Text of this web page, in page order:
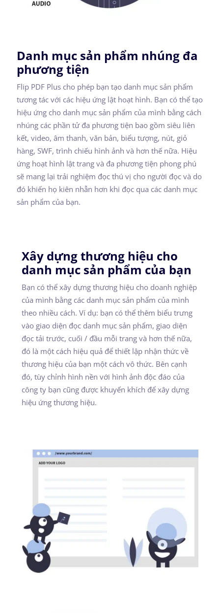
Danh mục sản phẩm nhúng đa
phương tiện
Flip PDF Plus cho phép bạn tạo danh mục sản phẩm
tương tác với các hiệu ứng lật hoạt hình. Bạn có thể tạo
hiệu ứng cho danh mục sản phẩm của mình bằng cách
nhúng các phần tử đa phương tiện bao gồm siêu liên
kết, video, âm thanh, văn bản, biểu tượng, nút, giỏ
hàng, SWF, trình chiếu hình ảnh và hơn thế nữa. Hiệu
ứng hoạt hình lật trang và đa phương tiện phong phú
sẽ mang lại trải nghiệm đọc thú vị cho người đọc và do
đó khiến họ kiên nhẫn hơn khi đọc qua các danh mục
sản phẩm của bạn.
Xây dựng thương hiệu cho
danh mục sản phẩm của bạn
Bạn có thể xây dựng thương hiệu cho doanh nghiệp
của mình bằng các danh mục sản phẩm của mình
theo nhiều cách. Ví dụ: bạn có thể thêm biểu trưng
vào giao diện đọc danh mục sản phẩm, giao diện
đọc tải trước, cuối / đầu mỗi trang và hơn thế nữa,
đó là một cách hiệu quả để thiết lập nhận thức về
thương hiệu của bạn một cách vô thức. Bên cạnh
đó, tùy chỉnh hình nền với hình ảnh độc đáo của
công ty bạn cũng được khuyến khích để xây dựng
hiệu ứng thương hiệu.